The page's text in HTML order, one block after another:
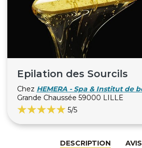
Epilation des Sourcils
Chez HEMERA - Spa & Institut de
Grande Chaussée 59000 LILLE
5/5
DESCRIPTION